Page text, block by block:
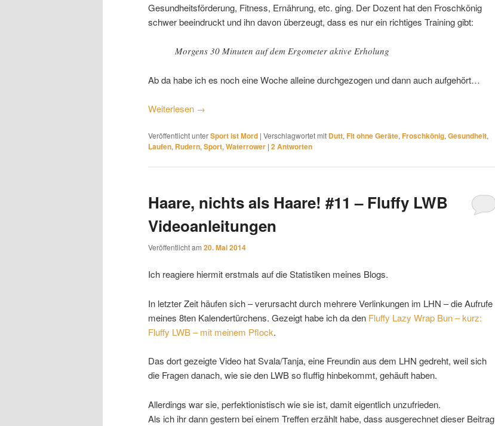
Gesundheitsförderung, Fitness, Ernährung, etc. ging. Der Dozent hat den Froschkönig
schwer beeindruckt und ihn davon überzeugt, dass es nur ein richtiges Training gibt:
Morgens 30 Minuten auf dem Ergometer aktive Erholung
Ab da habe ich es noch eine Woche alleine durchgezogen und dann auch aufgehört…
Weiterlesen →
Veröffentlicht unterSport ist Mord | Verschlagwortet mit Dutt,Fit ohne Geräte,Froschkönig,Gesundheit,
Laufen, Rudern,Sport,Waterrower | 2Antworten
Haare, nichts als Haare! #11 – Fluffy LWB
Videoanleitungen
Veröffentlicht am 20. Mai 2014
Ich reagiere hiermit erstmals auf die Statistiken meines Blogs.
In letzter Zeit häufen sich – verursacht durch mehrere Verlinkungen im LHN – die Aufrufe
meines 8ten Kalendertürchens. Gezeigt habe ich da den Fluffy Lazy Wrap Bun – kurz:
Fluffy LWB – mit meinem Pflock.
Das dort gezeigte Video hat Svala/Tanja, eine Freundin aus dem LHN gedreht, weil sich
die Fragen danach, wie sie den LWB so fluffig hinbekommt, gehäuft haben.
Allerdings war sie, perfektionistisch wie sie ist, damit eigentlich unzufrieden.
Als ich ihr dann gestern bei einem Treffen erzählt habe, dass ausgerechnet dieser Beitrag